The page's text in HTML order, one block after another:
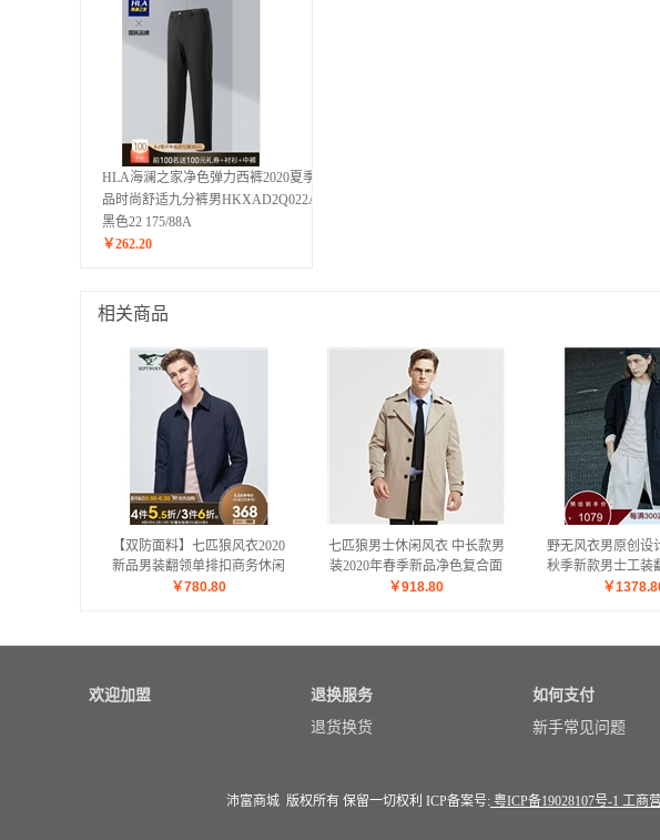
HLA海澜之家净色弹力西裤2020夏季新
品时尚舒适九分裤男HKXAD2Q022A
黑色22 175/88A
￥262.20